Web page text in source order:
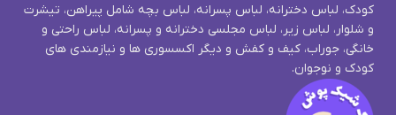
کودک، لباس دخترانه، لباس پسرانه، لباس بچه شامل پیراهن، تیشرت
و شلوار، لباس زیر، لباس مجلسی دخترانه و پسرانه، لباس راحتی و
خانگی، جوراب، کیف و کفش و دیگر اکسسوری ها و نیازمندی های
کودک و نوجوان.